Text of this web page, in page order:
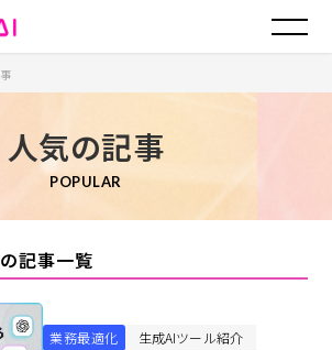
人気の記事
POPULAR
の記事一覧
業務最適化
生成AIツール紹介